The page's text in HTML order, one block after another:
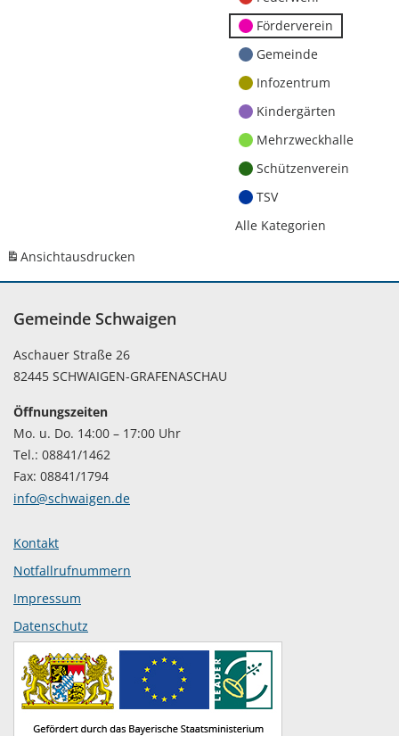
Förderverein
Gemeinde
Infozentrum
Kindergärten
Mehrzweckhalle
Schützenverein
TSV
Alle Kategorien
Ansichtausdrucken
Gemeinde Schwaigen
Aschauer Straße 26
82445 SCHWAIGEN-GRAFENASCHAU
Öffnungszeiten
Mo. u. Do. 14:00 – 17:00 Uhr
Tel.: 08841/1462
Fax: 08841/1794
info@schwaigen.de
Kontakt
Notfallrufnummern
Impressum
Datenschutz